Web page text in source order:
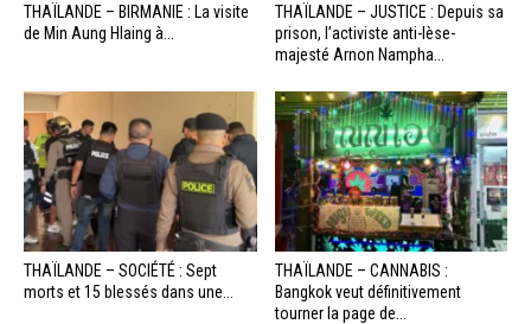
THAÏLANDE – BIRMANIE : La visite
de Min Aung Hlaing à...
THAÏLANDE – JUSTICE : Depuis sa
prison, l’activiste anti-lèse-
majesté Arnon Nampha...
THAÏLANDE – SOCIÉTÉ : Sept
morts et 15 blessés dans une...
THAÏLANDE – CANNABIS :
Bangkok veut définitivement
tourner la page de...